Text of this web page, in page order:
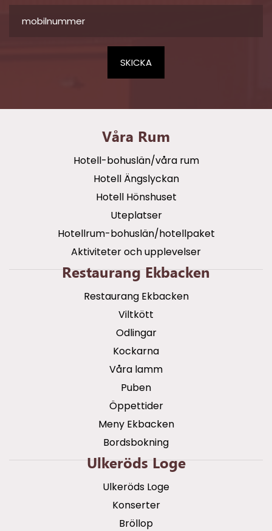
Våra Rum
Hotell-bohuslän/våra rum
Hotell Ängslyckan
Hotell Hönshuset
Uteplatser
Hotellrum-bohuslän/hotellpaket
Aktiviteter och upplevelser
Restaurang Ekbacken
Restaurang Ekbacken
Viltkött
Odlingar
Kockarna
Våra lamm
Puben
Öppettider
Meny Ekbacken
Bordsbokning
Ulkeröds Loge
Ulkeröds Loge
Konserter
Bröllop